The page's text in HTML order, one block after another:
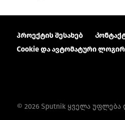
პროექტის შესახებ
Cookie და ავტომატური
© 2026 Sputnik ყველა უფლება